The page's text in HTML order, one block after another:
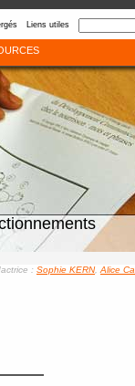
Liens utiles
: Sophie KERN, Alice